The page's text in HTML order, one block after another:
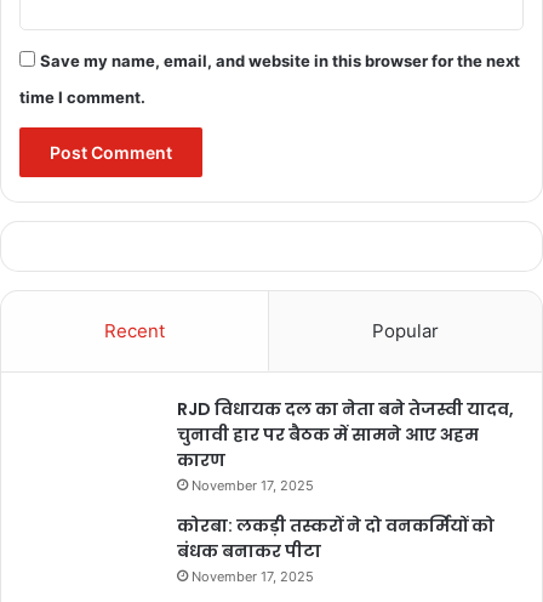
पीएम किसान सम्मान निधि
PM-KISAN एक केंद्रीय क्षेत्र का कार्यक्रम है जिसे 2019 में भूस्वामी किसानों
ट्रांसफर (DBT) योजना के माध्यम से देश भर के किसान परिवारों के बैंक खातों में
Save my name, email, and website in this browser for the next
time I comment.
Recent Popular
RJD विधायक दल का नेता बने तेजस्वी यादव,
चुनावी हार पर बैठक में सामने आए अहम
कारण
November 17, 2025
कोरबा: लकड़ी तस्करों ने दो वनकर्मियों को
बंधक बनाकर पीटा
November 17, 2025